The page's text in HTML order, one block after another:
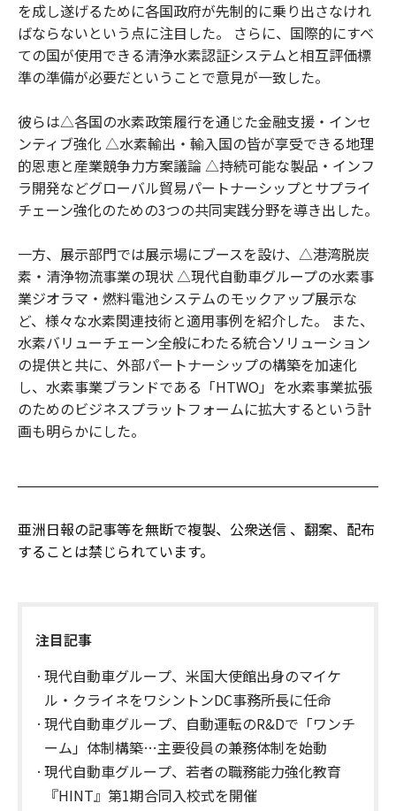
を成し遂げるために各国政府が先制的に乗り出さなけれ
ばならないという点に注目した。 さらに、国際的にすべ
ての国が使用できる清浄水素認証システムと相互評価標
準の準備が必要だということで意見が一致した。
彼らは△各国の水素政策履行を通じた金融支援・インセ
ンティブ強化 △水素輸出・輸入国の皆が享受できる地理
的恩恵と産業競争力方案議論 △持続可能な製品・インフ
ラ開発などグローバル貿易パートナーシップとサプライ
チェーン強化のための3つの共同実践分野を導き出した。
一方、展示部門では展示場にブースを設け、△港湾脱炭
素・清浄物流事業の現状 △現代自動車グループの水素事
業ジオラマ・燃料電池システムのモックアップ展示な
ど、様々な水素関連技術と適用事例を紹介した。 また、
水素バリューチェーン全般にわたる統合ソリューション
の提供と共に、外部パートナーシップの構築を加速化
し、水素事業ブランドである「HTWO」を水素事業拡張
のためのビジネスプラットフォームに拡大するという計
画も明らかにした。
亜洲日報の記事等を無断で複製、公衆送信 、翻案、配布
することは禁じられています。
注目記事
現代自動車グループ、米国大使館出身のマイケ
ル・クライネをワシントンDC事務所長に任命
現代自動車グループ、自動運転のR&Dで「ワンチ
ーム」体制構築…主要役員の兼務体制を始動
現代自動車グループ、若者の職務能力強化教育
『HINT』第1期合同入校式を開催